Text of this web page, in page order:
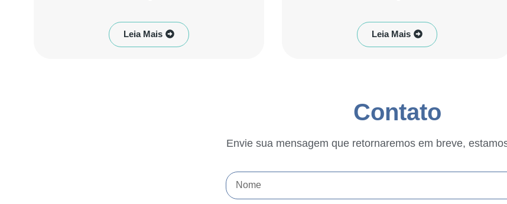
Leia Mais Leia Mais
Contato
Envie sua mensagem que retornaremos em breve,